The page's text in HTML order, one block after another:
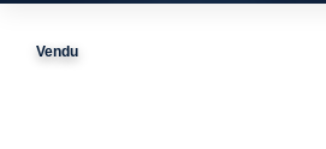
Vendu